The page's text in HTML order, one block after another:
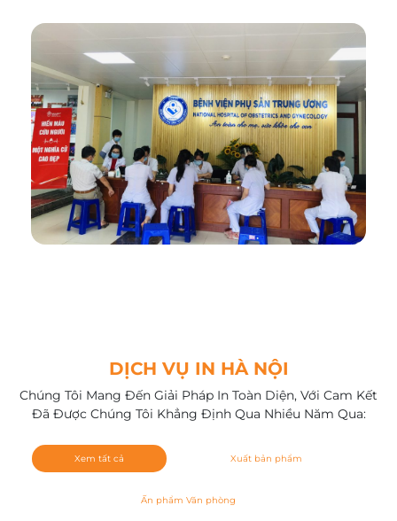
DỊCH VỤ IN HÀ NỘI
Chúng Tôi Mang Đến Giải Pháp In Toàn Diện, Với Cam Kết
Đã Được Chúng Tôi Khẳng Định Qua Nhiều Năm Qua:
Xem tất cả Xuất bản phẩm
Ấn phẩm Văn phòng